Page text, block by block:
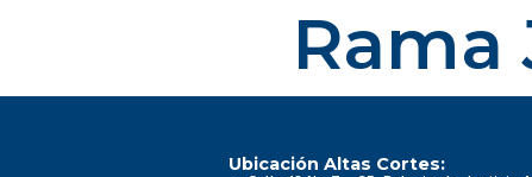
Rama
Ubicación Altas Cortes: